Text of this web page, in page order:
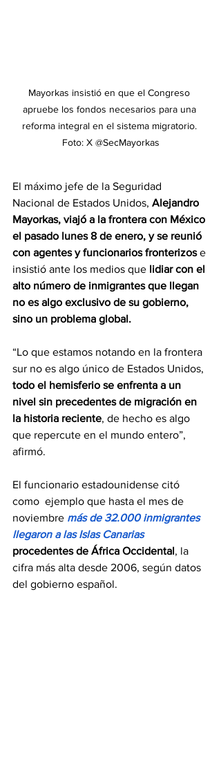
Mayorkas insistió en que el Congreso
apruebe los fondos necesarios para una
reforma integral en el sistema migratorio.
Foto: X @SecMayorkas
El máximo jefe de la Seguridad
Nacional de Estados Unidos, Alejandro
Mayorkas, viajó a la frontera con México
el pasado lunes 8 de enero, y se reunió
con agentes y funcionarios fronterizos e
insistió ante los medios que lidiar con el
alto número de inmigrantes que llegan
no es algo exclusivo de su gobierno,
sino un problema global.
“Lo que estamos notando en la frontera
sur no es algo único de Estados Unidos,
todo el hemisferio se enfrenta a un
nivel sin precedentes de migración en
la historia reciente, de hecho es algo
que repercute en el mundo entero”,
afirmó.
El funcionario estadounidense citó
como  ejemplo que hasta el mes de
noviembre más de 32.000 inmigrantes
llegaron a las Islas Canarias
procedentes de África Occidental, la
cifra más alta desde 2006, según datos
del gobierno español.